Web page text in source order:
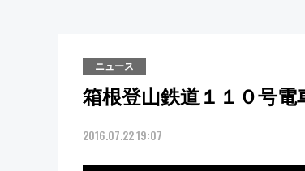
ニュース
箱根登山鉄道１１０号電
2016.07.22 19:07